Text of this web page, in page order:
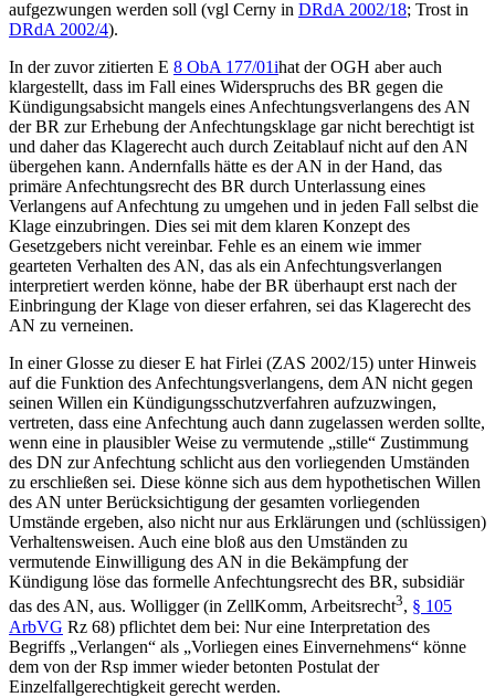
aufgezwungen werden soll (vgl Cerny in DRdA 2002/18; Trost in
DRdA 2002/4).
In der zuvor zitierten E 8 ObA 177/01ihat der OGH aber auch
klargestellt, dass im Fall eines Widerspruchs des BR gegen die
Kündigungsabsicht mangels eines Anfechtungsverlangens des AN
der BR zur Erhebung der Anfechtungsklage gar nicht berechtigt ist
und daher das Klagerecht auch durch Zeitablauf nicht auf den AN
übergehen kann. Andernfalls hätte es der AN in der Hand, das
primäre Anfechtungsrecht des BR durch Unterlassung eines
Verlangens auf Anfechtung zu umgehen und in jeden Fall selbst die
Klage einzubringen. Dies sei mit dem klaren Konzept des
Gesetzgebers nicht vereinbar. Fehle es an einem wie immer
gearteten Verhalten des AN, das als ein Anfechtungsverlangen
interpretiert werden könne, habe der BR überhaupt erst nach der
Einbringung der Klage von dieser erfahren, sei das Klagerecht des
AN zu verneinen.
In einer Glosse zu dieser E hat Firlei (ZAS 2002/15) unter Hinweis
auf die Funktion des Anfechtungsverlangens, dem AN nicht gegen
seinen Willen ein Kündigungsschutzverfahren aufzuzwingen,
vertreten, dass eine Anfechtung auch dann zugelassen werden sollte,
wenn eine in plausibler Weise zu vermutende „stille“ Zustimmung
des DN zur Anfechtung schlicht aus den vorliegenden Umständen
zu erschließen sei. Diese könne sich aus dem hypothetischen Willen
des AN unter Berücksichtigung der gesamten vorliegenden
Umstände ergeben, also nicht nur aus Erklärungen und (schlüssigen)
Verhaltensweisen. Auch eine bloß aus den Umständen zu
vermutende Einwilligung des AN in die Bekämpfung der
Kündigung löse das formelle Anfechtungsrecht des BR, subsidiär
das des AN, aus. Wolligger(in ZellKomm, Arbeitsrecht3, § 105
ArbVG Rz 68) pflichtet dem bei: Nur eine Interpretation des
Begriffs „Verlangen“ als „Vorliegen eines Einvernehmens“ könne
dem von der Rsp immer wieder betonten Postulat der
Einzelfallgerechtigkeit gerecht werden.